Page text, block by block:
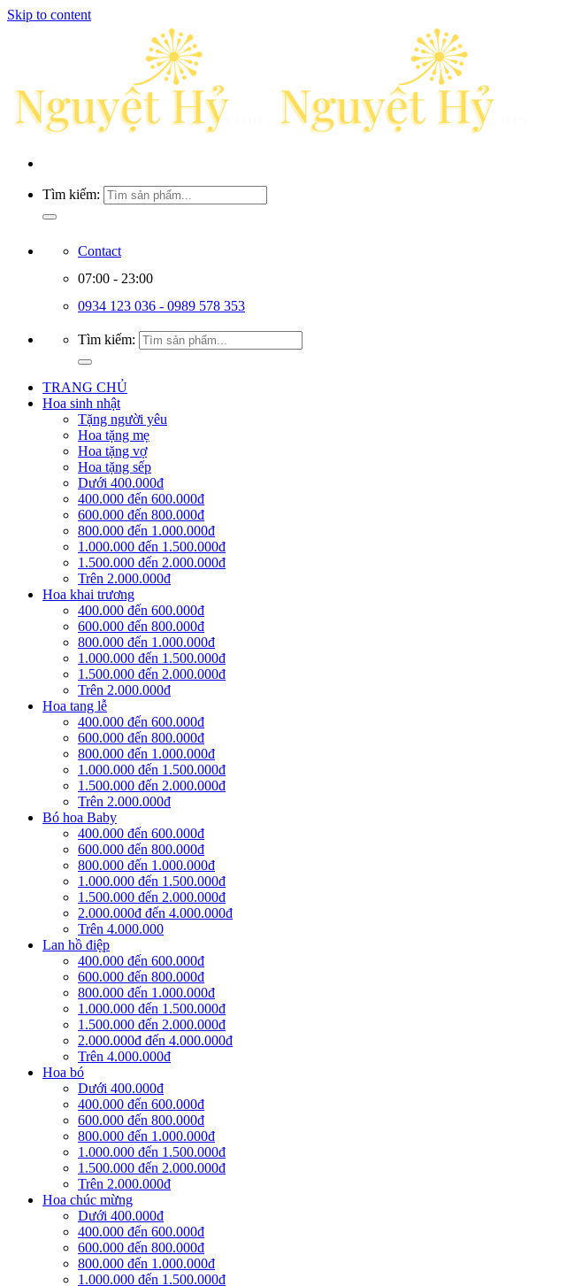
Skip to content
Tìm kiếm:
Contact
07:00 - 23:00
0934 123 036 - 0989 578 353
Tìm kiếm:
TRANG CHỦ
Hoa sinh nhật
Tặng người yêu
Hoa tặng mẹ
Hoa tặng vợ
Hoa tặng sếp
Dưới 400.000đ
400.000 đến 600.000đ
600.000 đến 800.000đ
800.000 đến 1.000.000đ
1.000.000 đến 1.500.000đ
1.500.000 đến 2.000.000đ
Trên 2.000.000đ
Hoa khai trương
400.000 đến 600.000đ
600.000 đến 800.000đ
800.000 đến 1.000.000đ
1.000.000 đến 1.500.000đ
1.500.000 đến 2.000.000đ
Trên 2.000.000đ
Hoa tang lễ
400.000 đến 600.000đ
600.000 đến 800.000đ
800.000 đến 1.000.000đ
1.000.000 đến 1.500.000đ
1.500.000 đến 2.000.000đ
Trên 2.000.000đ
Bó hoa Baby
400.000 đến 600.000đ
600.000 đến 800.000đ
800.000 đến 1.000.000đ
1.000.000 đến 1.500.000đ
1.500.000 đến 2.000.000đ
2.000.000đ đến 4.000.000đ
Trên 4.000.000
Lan hồ điệp
400.000 đến 600.000đ
600.000 đến 800.000đ
800.000 đến 1.000.000đ
1.000.000 đến 1.500.000đ
1.500.000 đến 2.000.000đ
2.000.000đ đến 4.000.000đ
Trên 4.000.000đ
Hoa bó
Dưới 400.000đ
400.000 đến 600.000đ
600.000 đến 800.000đ
800.000 đến 1.000.000đ
1.000.000 đến 1.500.000đ
1.500.000 đến 2.000.000đ
Trên 2.000.000đ
Hoa chúc mừng
Dưới 400.000đ
400.000 đến 600.000đ
600.000 đến 800.000đ
800.000 đến 1.000.000đ
1.000.000 đến 1.500.000đ